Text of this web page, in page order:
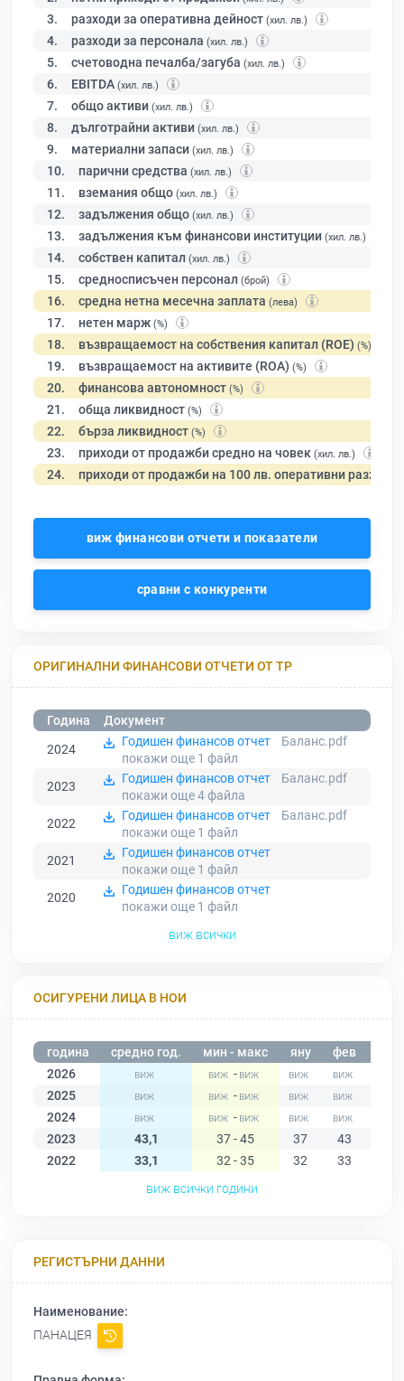
3. разходи за оперативна дейност (хил. лв.)
4. разходи за персонала (хил. лв.)
5. счетоводна печалба/загуба (хил. лв.)
6. EBITDA (хил. лв.)
7. общо активи (хил. лв.)
8. дълготрайни активи (хил. лв.)
9. материални запаси (хил. лв.)
10. парични средства (хил. лв.)
11. вземания общо (хил. лв.)
12. задължения общо (хил. лв.)
13. задължения към финансови институции (хил. лв.)
14. собствен капитал (хил. лв.)
15. средносписъчен персонал (брой)
16. средна нетна месечна заплата (лева)
17. нетен марж (%)
18. възвращаемост на собствения капитал (ROE) (%)
19. възвращаемост на активите (ROA) (%)
20. финансова автономност (%)
21. обща ликвидност (%)
22. бърза ликвидност (%)
23. приходи от продажби средно на човек (хил. лв.)
24. приходи от продажби на 100 лв. оперативни разходи
виж финансови отчети и показатели
сравни с конкуренти
ОРИГИНАЛНИ ФИНАНСОВИ ОТЧЕТИ ОТ ТР
Година
Документ
2024
Годишен финансов отчет
Баланс.pdf
покажи още 1 файл
2023
Годишен финансов отчет
Баланс.pdf
покажи още 4файла
2022
Годишен финансов отчет
Баланс.pdf
покажи още 1 файл
2021
Годишен финансов отчет
покажи още 1 файл
2020
Годишен финансов отчет
покажи още 1 файл
виж всички
ОСИГУРЕНИ ЛИЦА В НОИ
година средно год. мин - макс яну фев
2026
-
2025
-
2024
-
2023
43,1 37 - 45 37 43
2022
33,1 32 - 35 32 33
виж всички години
РЕГИСТЪРНИ ДАННИ
Наименование:
ПАНАЦЕЯ